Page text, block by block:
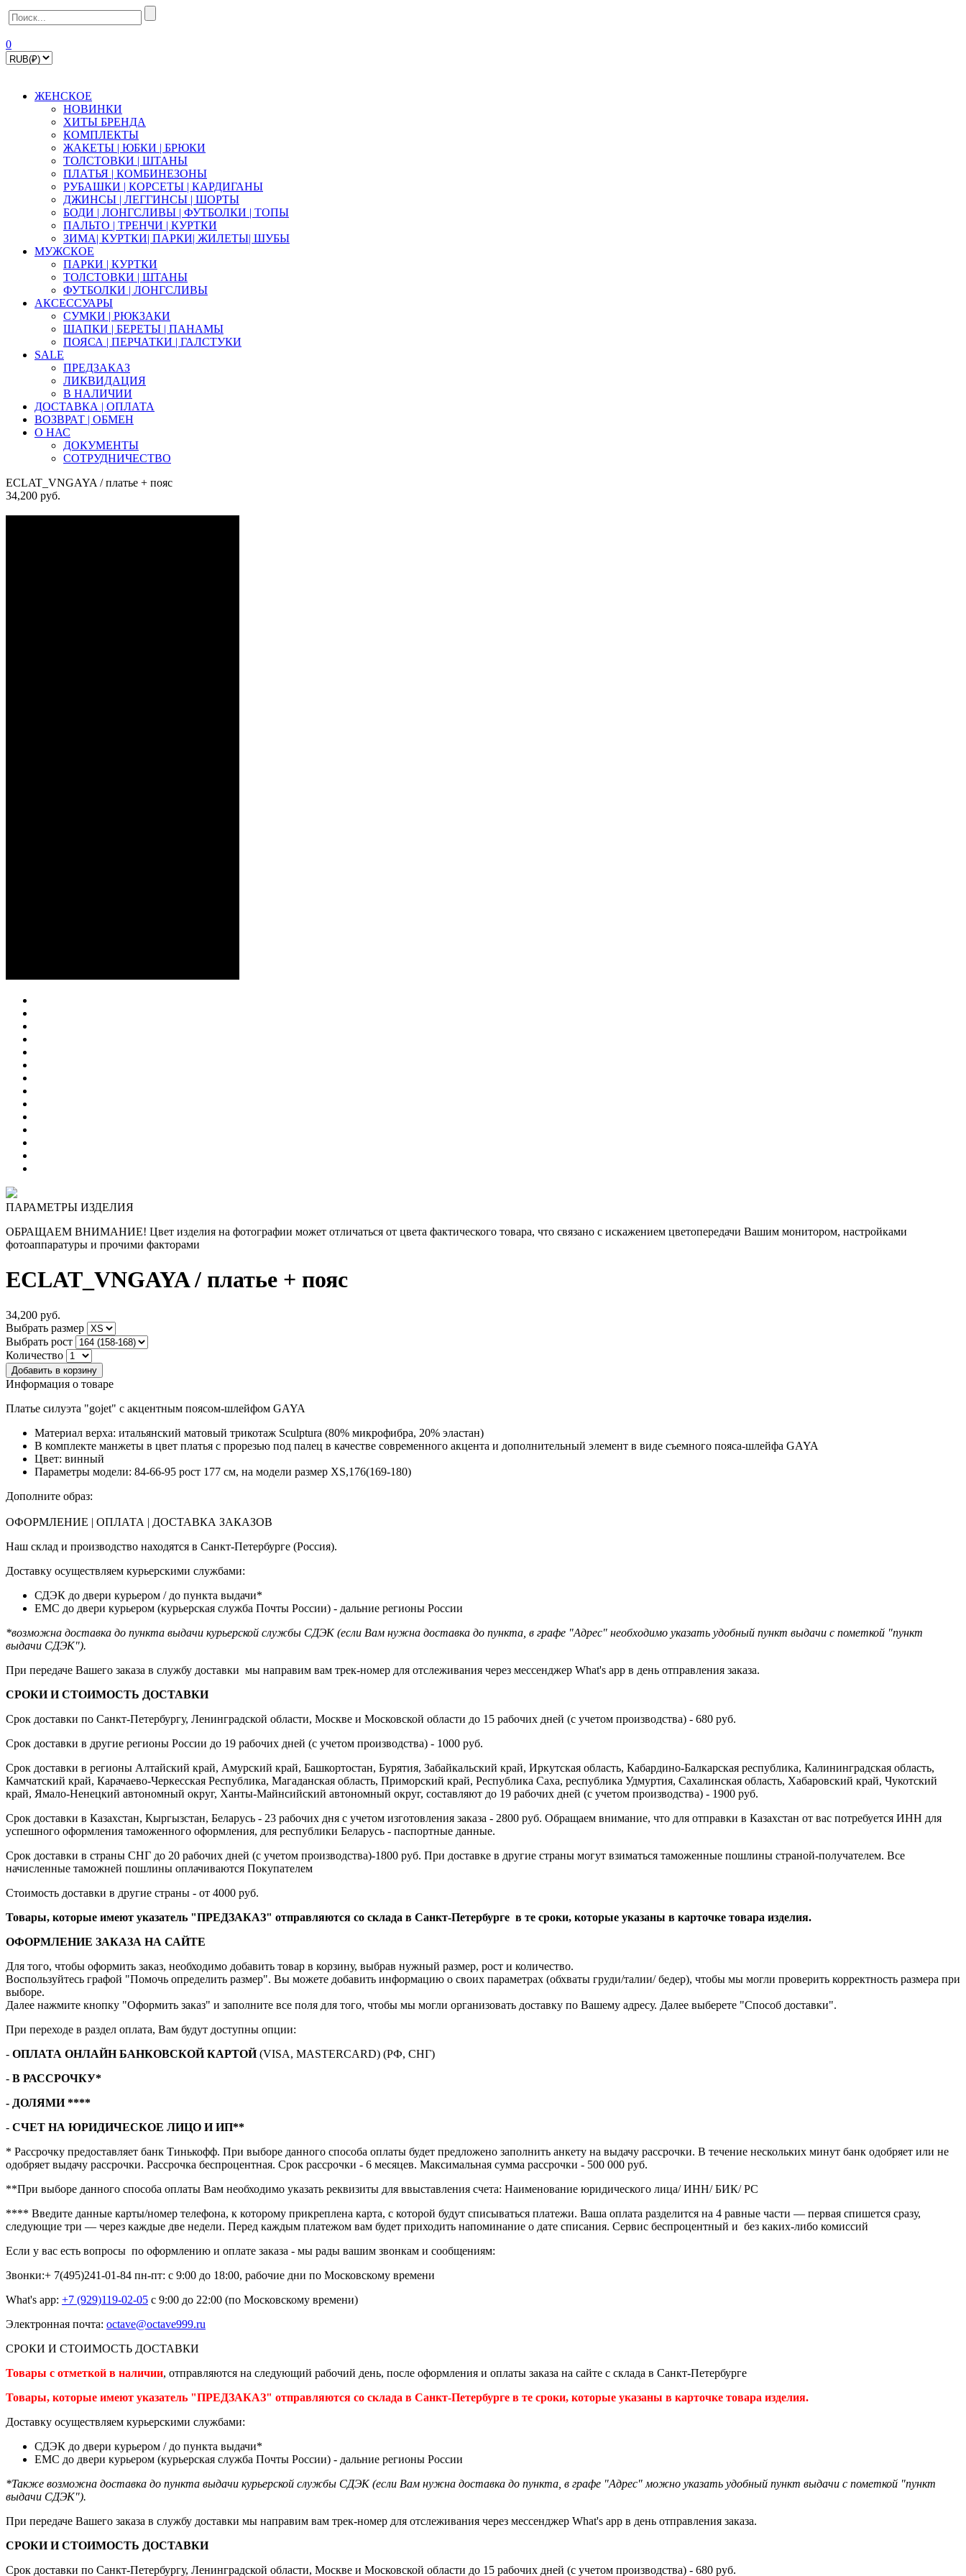
0
ЖЕНСКОЕ
НОВИНКИ
ХИТЫ БРЕНДА
КОМПЛЕКТЫ
ЖАКЕТЫ | ЮБКИ | БРЮКИ
ТОЛСТОВКИ | ШТАНЫ
ПЛАТЬЯ | КОМБИНЕЗОНЫ
РУБАШКИ | КOPСЕТЫ | КАРДИГАНЫ
ДЖИНСЫ | ЛЕГГИНСЫ | ШОРТЫ
БОДИ | ЛОНГСЛИВЫ | ФУТБОЛКИ | ТОПЫ
ПАЛЬТО | ТРЕНЧИ | КУРТКИ
ЗИМА| КУРТКИ| ПАРКИ| ЖИЛЕТЫ| ШУБЫ
МУЖСКОЕ
ПАРКИ | КУРТКИ
ТОЛСТОВКИ | ШТАНЫ
ФУТБОЛКИ | ЛОНГСЛИВЫ
АКСЕССУАРЫ
СУМКИ | РЮКЗАКИ
ШАПКИ | БЕРЕТЫ | ПАНАМЫ
ПОЯСА | ПЕРЧАТКИ | ГАЛСТУКИ
SALE
ПРЕДЗАКАЗ
ЛИКВИДАЦИЯ
В НАЛИЧИИ
ДОСТАВКА | ОПЛАТА
ВОЗВРАТ | ОБМЕН
О НАС
ДОКУМЕНТЫ
СОТРУДНИЧЕСТВО
ECLAT_VNGAYA / платье + пояс
34,200 руб.
ПАРАМЕТРЫ ИЗДЕЛИЯ
ОБРАЩАЕМ ВНИМАНИЕ! Цвет изделия на фотографии может отличаться от цвета фактического товара, что связано с искажением цветопередачи Вашим монитором, настройками
фотоаппаратуры и прочими факторами
ECLAT_VNGAYA/ платье + пояс
34,200 руб.
Выбрать размер
Выбрать рост
Количество
Информация о товаре
Платье силуэта "gojet" с акцентным поясом-шлейфом GAYA
Материал верха: итальянский матовый трикотаж Sculptura (80% микрофибра, 20% эластан)
В комплекте манжеты в цвет платья с прорезью под палец в качестве современного акцента и дополнительный элемент в виде съемного пояса-шлейфа GAYA
Цвет: винный
Параметры модели: 84-66-95 рост 177 см, на модели размер XS,176(169-180)
Дополните образ:
ОФОРМЛЕНИЕ | ОПЛАТА | ДОСТАВКА ЗАКАЗОВ
Наш склад и производство находятся в Санкт-Петербурге (Россия).
Доставку осуществляем курьерскими службами:
СДЭК до двери курьером / до пункта выдачи*
ЕМС до двери курьером (курьерская служба Почты России) - дальние регионы России
*возможна доставка до пункта выдачи курьерской службы СДЭК (если Вам нужна доставка до пункта, в графе "Адрес" необходимо указать удобный пункт выдачи с пометкой "пункт
выдачи СДЭК").
При передаче Вашего заказа в службу доставки мы направим вам трек-номер для отслеживания через мессенджер What's app в день отправления заказа.
СРОКИ И СТОИМОСТЬ ДОСТАВКИ
Срок доставки по Санкт-Петербургу, Ленинградской области, Москве и Московской области до 15 рабочих дней (с учетом производства) - 680 руб.
Срок доставки в другие регионы России до 19 рабочих дней (с учетом производства) - 1000 руб.
Срок доставки в регионы Алтайский край, Амурский край, Башкортостан, Бурятия, Забайкальский край, Иркутская область, Кабардино-Балкарская республика, Калининградская область,
Камчатский край, Карачаево-Черкесская Республика, Магаданская область, Приморский край, Республика Саха, республика Удмуртия, Сахалинская область, Хабаровский край, Чукотский
край, Ямало-Ненецкий автономный округ, Ханты-Майнсийский автономный округ, составляют до 19 рабочих дней (с учетом производства) - 1900 руб.
Срок доставки в Казахстан, Кыргызстан, Беларусь - 23 рабочих дня с учетом изготовления заказа - 2800 руб. Обращаем внимание, что для отправки в Казахстан от вас потребуется ИНН для
успешного оформления таможенного оформления, для республики Беларусь - паспортные данные.
Срок доставки в страны СНГ до 20 рабочих дней (с учетом производства)-1800 руб. При доставке в другие страны могут взиматься таможенные пошлины страной-получателем. Все
начисленные таможней пошлины оплачиваются Покупателем
Стоимость доставки в другие страны - от 4000 руб.
Товары, которые имеют указатель "ПРЕДЗАКАЗ" отправляются со склада в Санкт-Петербурге в те сроки, которые указаны в карточке товара изделия.
ОФОРМЛЕНИЕ ЗАКАЗА НА САЙТЕ
Для того, чтобы оформить заказ, необходимо добавить товар в корзину, выбрав нужный размер, рост и количество.
Воспользуйтесь графой "Помочь определить размер". Вы можете добавить информацию о своих параметрах (обхваты груди/талии/ бедер), чтобы мы могли проверить корректность размера при
выборе.
Далее нажмите кнопку "Оформить заказ" и заполните все поля для того, чтобы мы могли организовать доставку по Вашему адресу. Далее выберете "Способ доставки".
При переходе в раздел оплата, Вам будут доступны опции:
- ОПЛАТА ОНЛАЙН БАНКОВСКОЙ КАРТОЙ(VISA, MASTERCARD) (РФ, СНГ)
- В РАССРОЧКУ*
- ДОЛЯМИ ****
- СЧЕТ НА ЮРИДИЧЕСКОЕ ЛИЦО И ИП**
* Рассрочку предоставляет банк Тинькофф. При выборе данного способа оплаты будет предложено заполнить анкету на выдачу рассрочки. В течение нескольких минут банк одобряет или не
одобряет выдачу рассрочки. Рассрочка беспроцентная. Срок рассрочки - 6 месяцев. Максимальная сумма рассрочки - 500 000 руб.
**При выборе данного способа оплаты Вам необходимо указать реквизиты для ввыставления счета: Наименование юридического лица/ ИНН/ БИК/ РС
**** Введите данные карты/номер телефона, к которому прикреплена карта, с которой будут списываться платежи. Ваша оплата разделится на 4 равные части — первая спишется сразу,
следующие три — через каждые две недели. Перед каждым платежом вам будет приходить напоминание о дате списания. Сервис беспроцентный и без каких-либо комиссий
Если у вас есть вопросы по оформлению и оплате заказа - мы рады вашим звонкам и сообщениям:
Звонки:+ 7(495)241-01-84 пн-пт: с 9:00 до 18:00, рабочие дни по Московскому времени
What's app: +7 (929)119-02-05 с 9:00 до 22:00 (по Московскому времени)
Электронная почта: octave@octave999.ru
СРОКИ И СТОИМОСТЬ ДОСТАВКИ
Товары с отметкой в наличии, отправляются на следующий рабочий день, после оформления и оплаты заказа на сайте с склада в Санкт-Петербурге
Товары, которые имеют указатель "ПРЕДЗАКАЗ" отправляются со склада в Санкт-Петербурге в те сроки, которые указаны в карточке товара изделия.
Доставку осуществляем курьерскими службами:
СДЭК до двери курьером / до пункта выдачи*
ЕМС до двери курьером (курьерская служба Почты России) - дальние регионы России
*Также возможна доставка до пункта выдачи курьерской службы СДЭК (если Вам нужна доставка до пункта, в графе "Адрес" можно указать удобный пункт выдачи с пометкой "пункт
выдачи СДЭК").
При передаче Вашего заказа в службу доставки мы направим вам трек-номер для отслеживания через мессенджер What's app в день отправления заказа.
СРОКИ И СТОИМОСТЬ ДОСТАВКИ
Срок доставки по Санкт-Петербургу, Ленинградской области, Москве и Московской области до 15 рабочих дней (с учетом производства) - 680 руб.